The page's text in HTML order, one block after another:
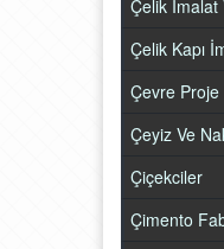
Çelik İmalat
Çelik Kapı
Çevre
Çeyiz Ve
Çiçekciler
Çimento